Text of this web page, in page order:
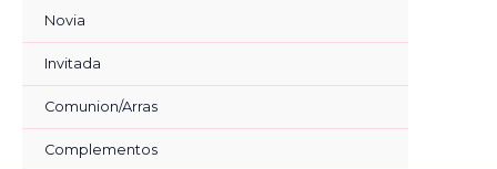
contenido
Novia
Invitada
Comunion/Arras
Complementos